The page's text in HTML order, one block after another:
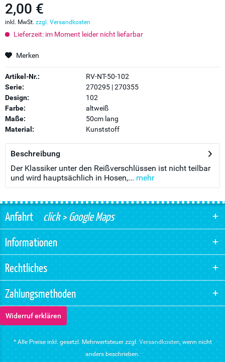
2,00 €
inkl. MwSt. zzgl. Versandkosten
Lieferzeit: im Moment leider nicht liefarbar
Merken
Artikel-Nr.:
RV-NT-50-102
Serie:
270295 | 270355
Design:
102
Farbe:
altweiß
Maße:
50cm lang
Material:
Kunststoff
Beschreibung
Der Klassiker unter den Reißverschlüssen ist nicht teilbar
und wird hauptsächlich in Hosen,... mehr
Anfahrtclick > Google Maps
Informationen
Rechtliches
Zahlungsmethoden
Widerruf erklären
* Alle Preise inkl. gesetzl. Mehrwertsteuer zzgl. Versandkosten, wenn nicht
anders beschrieben.